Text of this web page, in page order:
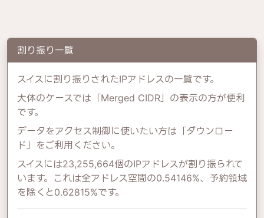
割り振り一覧
スイスに割り振りされたIPアドレスの一覧です。
大体のケースでは「Merged CIDR」の表示の方が便利
です。
データをアクセス制御に使いたい方は「ダウンロー
ド」をご利用ください。
スイスには23,255,664個のIPアドレスが割り振られて
います。これは全アドレス空間の0.54146%、予約領域
を除くと0.62815%です。